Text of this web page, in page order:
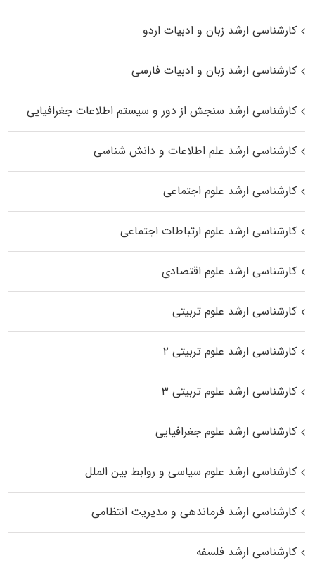
کارشناسی ارشد زبان و ادبیات اردو
کارشناسی ارشد زبان و ادبیات فارسی
کارشناسی ارشد سنجش از دور و سیستم اطلاعات جغرافیایی
کارشناسی ارشد علم اطلاعات و دانش شناسی
کارشناسی ارشد علوم اجتماعی
کارشناسی ارشد علوم ارتباطات اجتماعی
کارشناسی ارشد علوم اقتصادی
کارشناسی ارشد علوم تربیتی
کارشناسی ارشد علوم تربیتی ۲
کارشناسی ارشد علوم تربیتی ۳
کارشناسی ارشد علوم جغرافیایی
کارشناسی ارشد علوم سیاسی و روابط بین الملل
کارشناسی ارشد فرماندهی و مدیریت انتظامی
کارشناسی ارشد فلسفه